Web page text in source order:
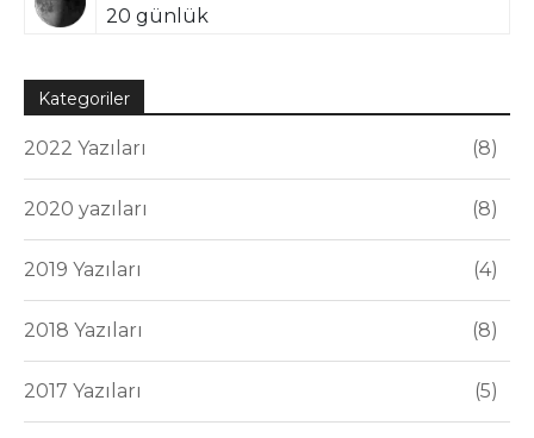
20 günlük
Kategoriler
2022 Yazıları 8
2020 yazıları 8
2019 Yazıları 4
2018 Yazıları 8
2017 Yazıları 5